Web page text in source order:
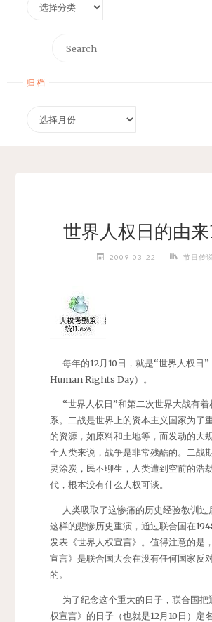
归档
世界人权日的由来
2009-03-22 节日传
每年的12月10日，就是“世界人权日
Human Rights Day）。
“世界人权日”和第二次世界大战有着
系。二战是世界上的资本主义国家为了
的资源，如原料和土地等，而发动的大
全人类来说，战争是非常残酷的。二战
灵涂炭，民不聊生，人类遭到空前的浩
代，根本没有什么人权可谈。
人类吸取了这惨痛的历史经验教训过
这样的悲惨历史重演，通过联合国在
发表《世界人权宣言》。值得注意的是
宣言》是联合国大会在没有任何国家反
的。
为了纪念这个重大的日子，联合国把
权宣言》的日子（也就是12月10日）定